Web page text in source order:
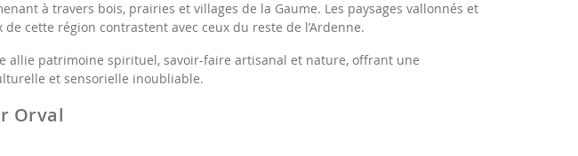
à travers bois, prairies et villages de la Gaume. Les paysages vallonnés et
de cette région contrastent avec ceux du reste de l’Ardenne.
allie patrimoine spirituel, savoir-faire artisanal et nature, offrant une
et sensorielle inoubliable.
Orval